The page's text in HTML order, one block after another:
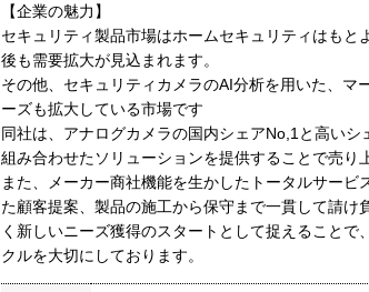
【企業の魅力】
セキュリティ製品市場はホームセキュリティはも
後も需要拡大が見込まれます。
その他、セキュリティカメラのAI分析を用いた、マ
ーズも拡大している市場です
同社は、アナログカメラの国内シェアNo,1と高い
組み合わせたソリューションを提供することで売り
また、メーカー商社機能を生かしたトータルサー
た顧客提案、製品の施工から保守まで一貫して請
く新しいニーズ獲得のスタートとして捉えること
クルを大切にしております。